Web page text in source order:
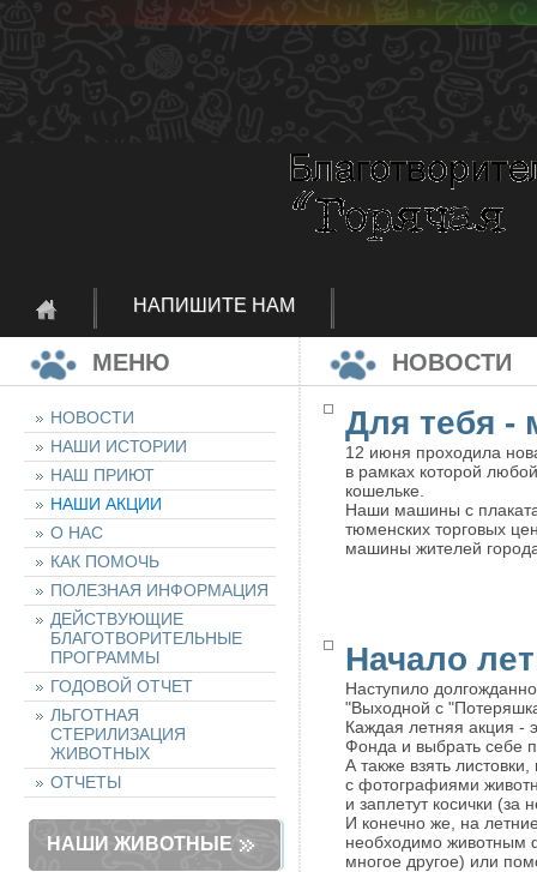
НАПИШИТЕ НАМ
МЕНЮ
НОВОСТИ
НАШИ ИСТОРИИ
НАШ ПРИЮТ
НАШИ АКЦИИ
О НАС
КАК ПОМОЧЬ
ПОЛЕЗНАЯ ИНФОРМАЦИЯ
ДЕЙСТВУЮЩИЕ
БЛАГОТВОРИТЕЛЬНЫЕ
ПРОГРАММЫ
ГОДОВОЙ ОТЧЕТ
ЛЬГОТНАЯ
СТЕРИЛИЗАЦИЯ
ЖИВОТНЫХ
ОТЧЕТЫ
НАШИ ЖИВОТНЫЕ
НОВОСТИ
Для тебя -
12 июня проходила
в рамках которой
кошельке.
Наши машины с
тюменских торговых
машины жителей
Начало
Наступило
"Выходной с
Каждая летняя акция -
Фонда и выбрать себе
А также взять
с фотографиями
и заплетут косички
И конечно же, на
необходимо животным
многое другое) или